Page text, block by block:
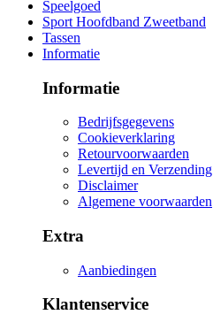
Speelgoed
Sport Hoofdband Zweetband
Tassen
Informatie
Informatie
Bedrijfsgegevens
Cookieverklaring
Retourvoorwaarden
Levertijd en Verzending
Disclaimer
Algemene voorwaarden
Extra
Aanbiedingen
Klantenservice